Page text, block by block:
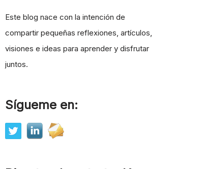
Este blog nace con la intención de
compartir pequeñas reflexiones, artículos,
visiones e ideas para aprender y disfrutar
juntos.
Sígueme en: